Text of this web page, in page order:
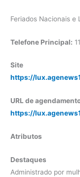
Feriados Nacionais e
Telefone Principal:
Site
https://
URL de
https://
Atributos
Destaques
Administrado por